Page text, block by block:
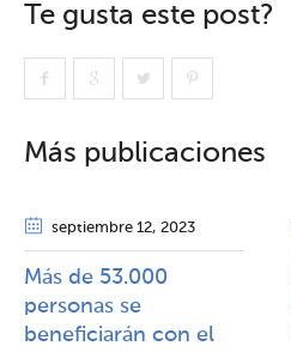
Te gusta este post?
Más publicaciones
septiembre 12, 2023
Más de 53.000
personas se
beneficiarán con el